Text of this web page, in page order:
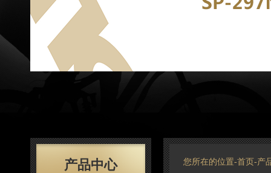
产品中心 您所在的位置-首页 -产